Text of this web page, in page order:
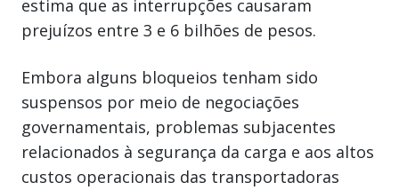
estima que as interrupções causaram
prejuízos entre 3 e 6 bilhões de pesos.
Embora alguns bloqueios tenham sido
suspensos por meio de negociações
governamentais, problemas subjacentes
relacionados à segurança da carga e aos altos
custos operacionais das transportadoras